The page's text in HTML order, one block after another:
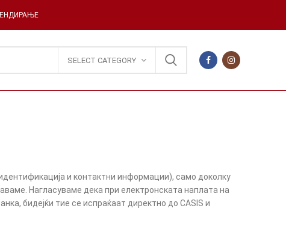
SELECT CATEGORY
и контактни информации), само доколку
Нагласуваме дека при електронската наплата на
бидејќи тие се испраќаат директно до CASIS и